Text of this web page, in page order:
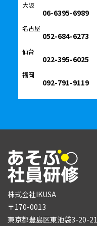
大阪
06-6395-6989
名古屋
052-684-6273
仙台
022-395-6025
福岡
092-791-9119
株式会社IKUSA
〒170-0013
東京都豊島区東池袋3-20-21